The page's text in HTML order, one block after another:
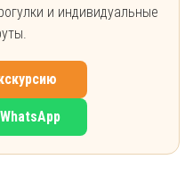
и индивидуальные